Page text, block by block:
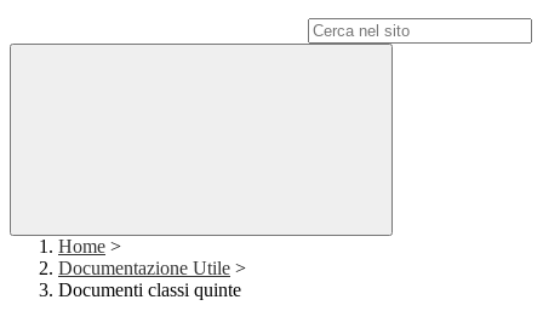
Home >
Documentazione Utile >
Documenti classi quinte